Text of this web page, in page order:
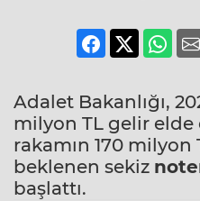
Adalet Bakanlığı,
milyon TL gelir elde
rakamın 170 milyon
beklenen sekiz
başlattı.